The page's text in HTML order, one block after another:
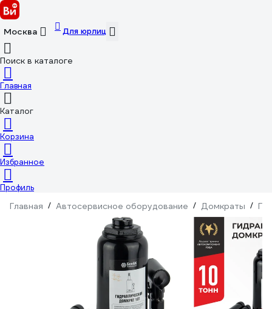
Москва Для юрлиц
Поиск в каталоге
Главная
Каталог
Корзина
Избранное
Профиль
Главная / Автосервисное оборудование / Домкраты /